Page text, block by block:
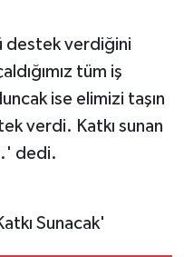
destek verdiğini
tüm iş
ise elimizi taşın
verdi. Katkı sunan
dedi.
Sunacak'